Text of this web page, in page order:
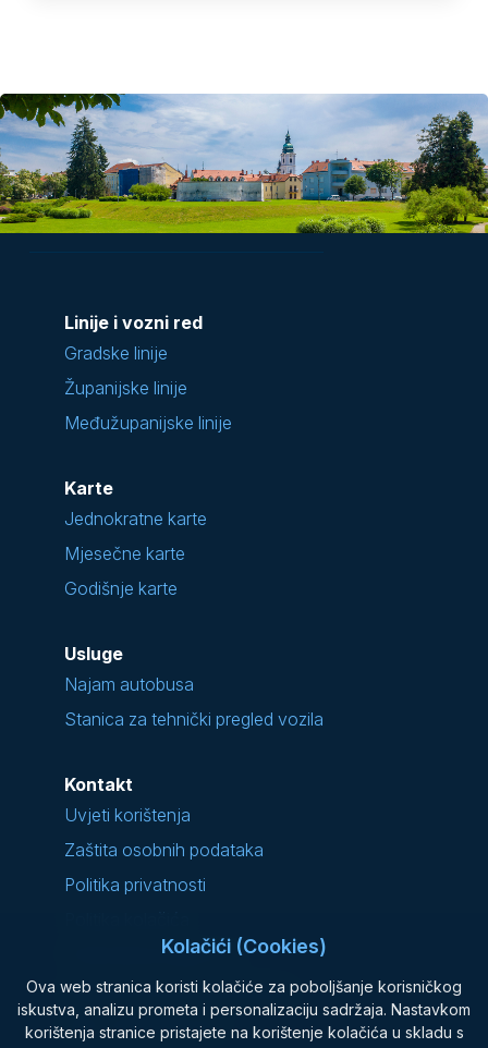
Kolačići (Cookies)
Ova web stranica koristi kolačiće za poboljšanje korisničkog
iskustva, analizu prometa i personalizaciju sadržaja. Nastavkom
korištenja stranice pristajete na korištenje kolačića u skladu s
Linije i vozni red
Gradske linije
Županijske linije
Međužupanijske linije
Karte
Jednokratne karte
Mjesečne karte
Godišnje karte
Usluge
Najam autobusa
Stanica za tehnički pregled vozila
Kontakt
Uvjeti korištenja
Zaštita osobnih podataka
Politika privatnosti
Podnošenje prigovora
Najčešće postavljana pitanja
Opći uvjeti prijevoza